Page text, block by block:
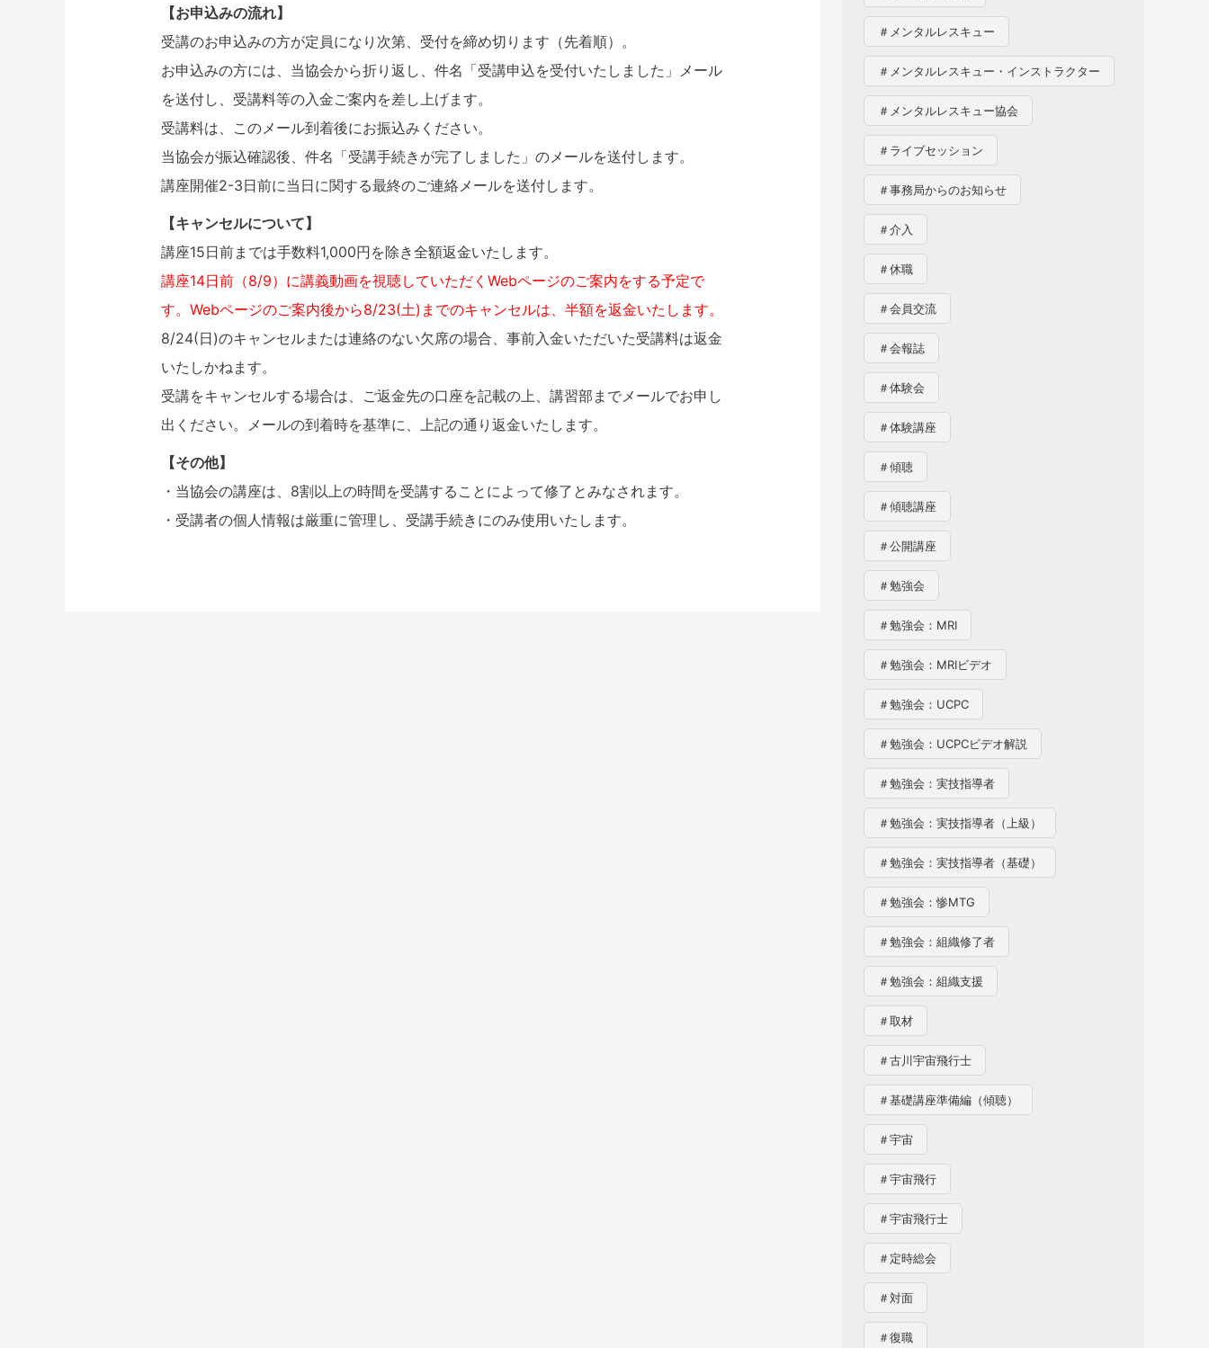
【お申込みの流れ】
受講のお申込みの方が定員になり次第、受付を締め切ります（先着順）。
お申込みの方には、当協会から折り返し、件名「受講申込を受付いたしました」メール
を送付し、受講料等の入金ご案内を差し上げます。
受講料は、このメール到着後にお振込みください。
当協会が振込確認後、件名「受講手続きが完了しました」のメールを送付します。
講座開催2-3日前に当日に関する最終のご連絡メールを送付します。
【キャンセルについて】
講座15日前までは手数料1,000円を除き全額返金いたします。
講座14日前（8/9）に講義動画を視聴していただくWebページのご案内をする予定で
す。Webページのご案内後から8/23(土)までのキャンセルは、半額を返金いたします。
8/24(日)のキャンセルまたは連絡のない欠席の場合、事前入金いただいた受講料は返金
いたしかねます。
受講をキャンセルする場合は、ご返金先の口座を記載の上、講習部までメールでお申し
出ください。メールの到着時を基準に、上記の通り返金いたします。
【その他】
・当協会の講座は、8割以上の時間を受講することによって修了とみなされます。
・受講者の個人情報は厳重に管理し、受講手続きにのみ使用いたします。
＃メンタルレスキュー
＃メンタルレスキュー・インストラクター
＃メンタルレスキュー協会
＃ライブセッション
＃事務局からのお知らせ
＃介入
＃休職
＃会員交流
＃会報誌
＃体験会
＃体験講座
＃傾聴
＃傾聴講座
＃公開講座
＃勉強会
＃勉強会：MRI
＃勉強会：MRIビデオ
＃勉強会：UCPC
＃勉強会：UCPCビデオ解説
＃勉強会：実技指導者
＃勉強会：実技指導者（上級）
＃勉強会：実技指導者（基礎）
＃勉強会：惨MTG
＃勉強会：組織修了者
＃勉強会：組織支援
＃取材
＃古川宇宙飛行士
＃基礎講座準備編（傾聴）
＃宇宙
＃宇宙飛行
＃宇宙飛行士
＃定時総会
＃対面
＃復職